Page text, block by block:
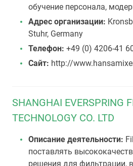
обучение персонала,
Адрес организации:
Stuhr, Germany
Телефон: +49 (0) 4206-41
Сайт: http://
SHANGHAI EVERSPRING
TECHNOLOGY CO. LTD
Описание деятельности:
поставлять
решения для фильтрации,